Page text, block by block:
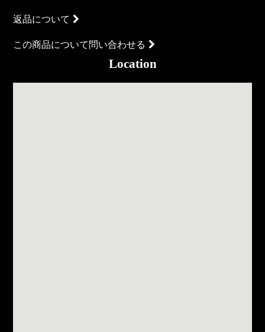
返品について
この商品について問い合わせる
Location